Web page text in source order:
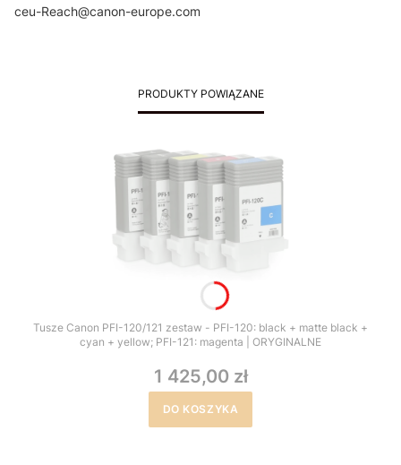
ceu-Reach@canon-europe.com
PRODUKTY POWIĄZANE
Tusze Canon PFI-120/121 zestaw - PFI-120: black + matte black +
cyan + yellow; PFI-121: magenta | ORYGINALNE
1 425,00 zł
DO KOSZYKA